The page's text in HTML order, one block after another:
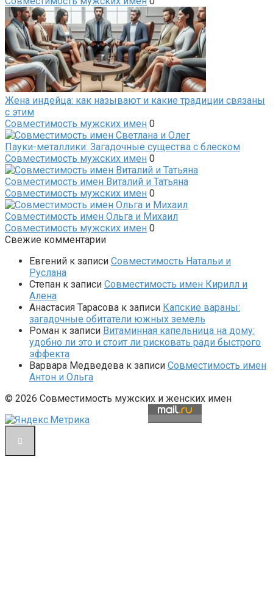
Жена индейца: как называют и какие традиции связаны
с этим
Совместимость мужских имен 0
Пауки-металлики: Загадочные существа с блеском
Совместимость мужских имен 0
Совместимость имен Виталий и Татьяна
Совместимость мужских имен 0
Совместимость имен Ольга и Михаил
Совместимость мужских имен 0
Свежие комментарии
Евгений к записи Совместимость Натальи и
Руслана
Степан к записи Совместимость имен Кирилл и
Алена
Анастасия Тарасова к записи Капские вараны:
загадочные обитатели южных земель
Роман к записи Витаминная капельница на дому:
удобно ли это и стоит ли рисковать ради быстрого
эффекта
Варвара Медведева к записи Совместимость имен
Антон и Ольга
© 2026 Совместимость мужских и женских имен